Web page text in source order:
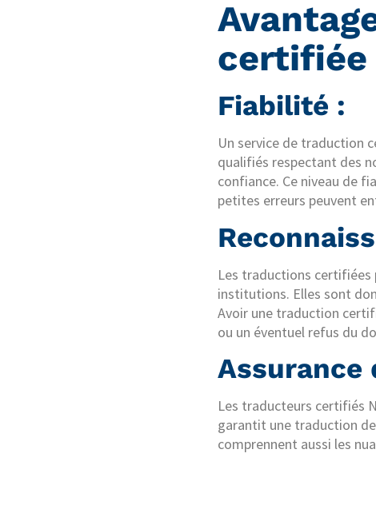
certifiée
Fiabilité :
Un service de traduction
qualifiés respectant des
confiance. Ce niveau de
petites erreurs peuvent
Les traductions certifiées
institutions. Elles sont
Avoir une traduction
ou un éventuel refus du
Assurance
Les traducteurs certifiés
garantit une traduction
comprennent aussi les